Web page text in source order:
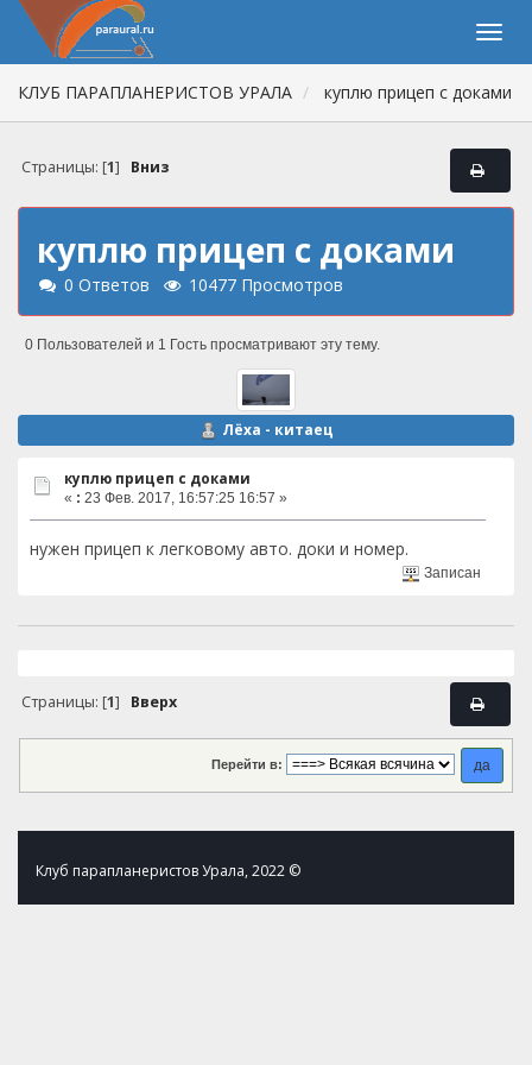
КЛУБ ПАРАПЛАНЕРИСТОВ УРАЛА куплю прицеп с доками
Страницы: [1] Вниз
куплю прицеп с доками
0 Ответов 10477 Просмотров
0 Пользователей и 1 Гость просматривают эту тему.
Лёха - китаец
куплю прицеп с доками
« : 23 Фев. 2017, 16:57:25 16:57 »
нужен прицеп к легковому авто. доки и номер.
Записан
Страницы: [1] Вверх
Перейти в:
Клуб парапланеристов Урала, 2022 ©